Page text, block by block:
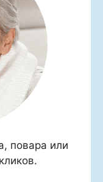
повара или